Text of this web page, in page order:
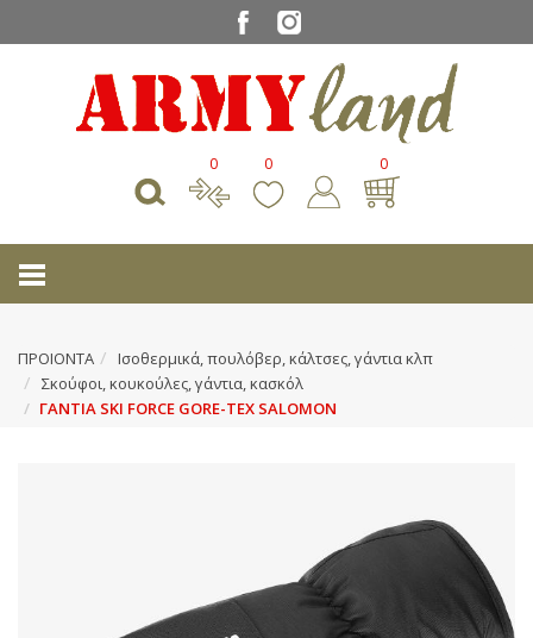
0 0 0
ΠΡΟΙΟΝΤΑ
Ισοθερμικά, πουλόβερ, κάλτσες, γάντια κλπ
Σκούφοι, κουκούλες, γάντια, κασκόλ
ΓΑΝΤΙΑ SKI FORCE GORE-TEX SALOMON